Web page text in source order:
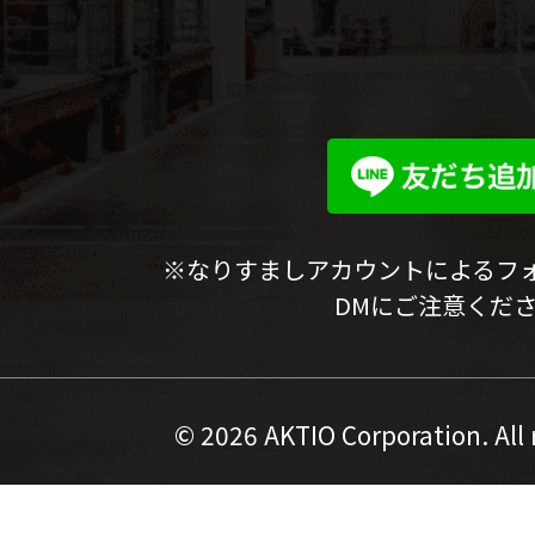
※なりすましアカウントによるフ
DMにご注意くだ
© 2026 AKTIO Corporation.